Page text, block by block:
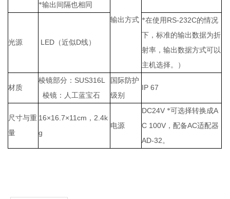
*输出间隔也相同
输出方式
光源 LED （近似D线）
*在使用 RS-232C的情况
下，标准的输出数据为折
射率，输出数据方式可以
主机选择。）
材质
棱镜部分： SUS316L
棱镜：人工蓝宝石
国际防护
级别
IP 67
尺寸与重
量
16×16.7×11cm，2.4k
g
电源
DC24V *可选择转换成A
C 100V ，配备AC适配器
AD-32 。